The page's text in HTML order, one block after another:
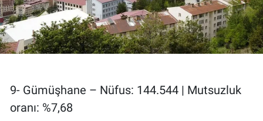
9- Gümüşhane – Nüfus: 144.544 | Mutsuzluk
oranı: %7,68
Yerel Gündem
Yerel Yaşam